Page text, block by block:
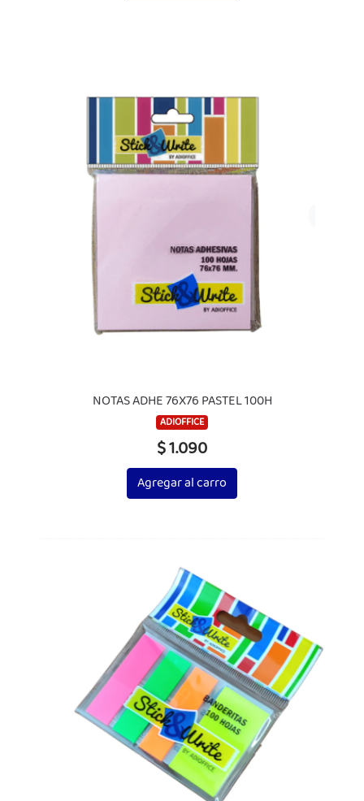
NOTAS ADHE 76X76 PASTEL 100H
ADIOFFICE
$ 1.090
Agregar al carro